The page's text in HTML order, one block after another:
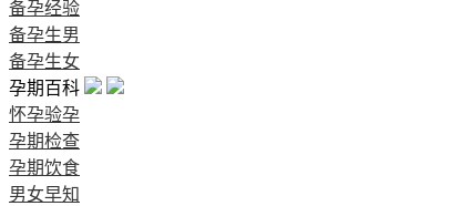
备孕经验
备孕生男
备孕生女
孕期百科
怀孕验孕
孕期检查
孕期饮食
男女早知